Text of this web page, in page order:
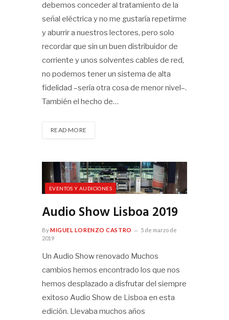
debemos conceder al tratamiento de la
señal eléctrica y no me gustaría repetirme
y aburrir a nuestros lectores, pero solo
recordar que sin un buen distribuidor de
corriente y unos solventes cables de red,
no podemos tener un sistema de alta
fidelidad –sería otra cosa de menor nivel–.
También el hecho de…
READ MORE
EVENTOS Y AUDICIONES
Audio Show Lisboa 2019
ByMIGUEL LORENZO CASTRO
5 de marzo de
2019
Un Audio Show renovado Muchos
cambios hemos encontrado los que nos
hemos desplazado a disfrutar del siempre
exitoso Audio Show de Lisboa en esta
edición. Llevaba muchos años